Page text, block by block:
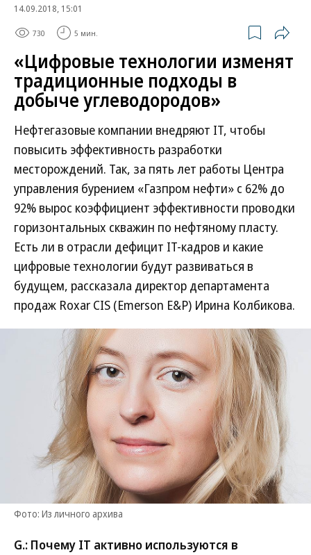
14.09.2018, 15:01
730 5 мин.
«Цифровые технологии изменят
традиционные подходы в
добыче углеводородов»
Нефтегазовые компании внедряют IT, чтобы
повысить эффективность разработки
месторождений. Так, за пять лет работы Центра
управления бурением «Газпром нефти» с 62% до
92% вырос коэффициент эффективности проводки
горизонтальных скважин по нефтяному пласту.
Есть ли в отрасли дефицит IT-кадров и какие
цифровые технологии будут развиваться в
будущем, рассказала директор департамента
продаж Roxar CIS (Emerson E&P) Ирина Колбикова.
Фото: Из личного архива
G.: Почему IT активно используются в